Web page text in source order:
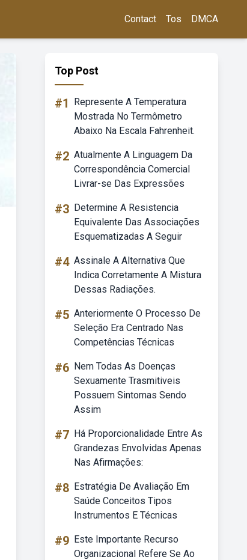
Contact Tos DMCA
Top Post
#1
Represente A Temperatura
Mostrada No Termômetro
Abaixo Na Escala Fahrenheit.
#2 Atualmente A Linguagem Da
Correspondência Comercial
Livrar-se Das Expressões
#3 Determine A Resistencia
Equivalente Das Associações
Esquematizadas A Seguir
#4 Assinale A Alternativa Que
Indica Corretamente A Mistura
Dessas Radiações.
#5 Anteriormente O Processo De
Seleção Era Centrado Nas
Competências Técnicas
#6 Nem Todas As Doenças
Sexuamente Trasmitiveis
Possuem Sintomas Sendo
Assim
#7 Há Proporcionalidade Entre As
Grandezas Envolvidas Apenas
Nas Afirmações:
#8 Estratégia De Avaliação Em
Saúde Conceitos Tipos
Instrumentos E Técnicas
#9 Este Importante Recurso
Organizacional Refere Se Ao